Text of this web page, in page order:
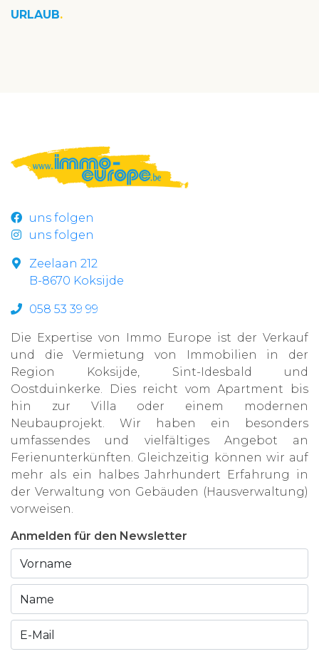
URLAUB
uns folgen
uns folgen
Zeelaan 212
B-8670 Koksijde
058 53 39 99
Die Expertise von Immo Europe ist der Verkauf
und die Vermietung von Immobilien in der
Region Koksijde, Sint-Idesbald und
Oostduinkerke. Dies reicht vom Apartment bis
hin zur Villa oder einem modernen
Neubauprojekt. Wir haben ein besonders
umfassendes und vielfältiges Angebot an
Ferienunterkünften. Gleichzeitig können wir auf
mehr als ein halbes Jahrhundert Erfahrung in
der Verwaltung von Gebäuden (Hausverwaltung)
vorweisen.
Anmelden für den Newsletter